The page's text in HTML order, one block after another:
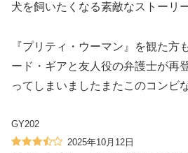
犬を飼いたくなる素敵なストーリ
『プリティ・ウーマン』を観た方
ード・ギアと友人役の弁護士が再
ってしまいましたまたこのコンビ
GY202
2025年10月12日